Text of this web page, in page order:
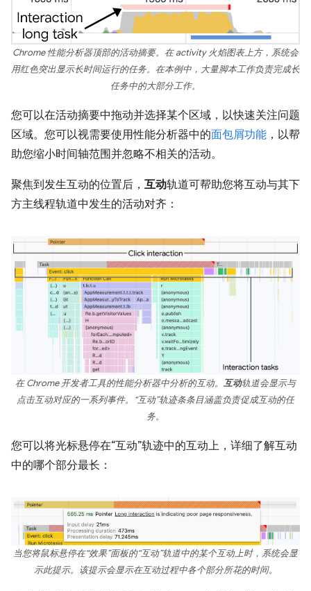
Chrome 性能分析器顶部的活动摘要。在 activity 火焰图表上方，系统会
用红色突出显示长时间运行的任务。在本例中，大量脚本工作负责完成长
任务中的大部分工作。
您可以在活动摘要中拖动并选择某个区域，以快速关注问题
区域。您可以视需要使用性能分析器中的面包屑功能 ，以帮
助您缩小时间轴范围并忽略不相关的活动。
聚焦到发生互动的位置后， 互动轨道可帮助您将互动与其下
方主线程轨道中发生的活动对齐：
在 Chrome 开发者工具的性能分析器中分析的互动。 互动轨道会显示与
点击互动对应的一系列事件。“互动”轨迹条条目涵盖负责促成互动的任
务。
您可以将光标悬停在“互动”轨迹中的互动上，详细了解互动
中的哪个部分最长：
当您将鼠标悬停在“效果”面板的“互动”轨道中的某个互动上时，系统会显
示此提示。该提示会显示在互动过程中各个部分所花的时间。